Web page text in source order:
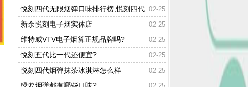
02-25
悦刻四代无限烟弹口味排行榜,悦刻四代
口味推荐 02-25
新余悦刻电子烟实体店
02-25
维特威VTV电子烟算正规品牌吗?
02-25
悦刻五代比一代还便宜?
02-25
悦刻四代烟弹抹茶冰淇淋怎么样
绿萝烟弹都有哪些口味?